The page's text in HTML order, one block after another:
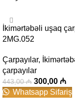
İkimərtəbəli uşaq
2MG.052
Çarpayılar,
çarpayılar
443,00₼ 300,00 ₼
Whatsapp Sifariş